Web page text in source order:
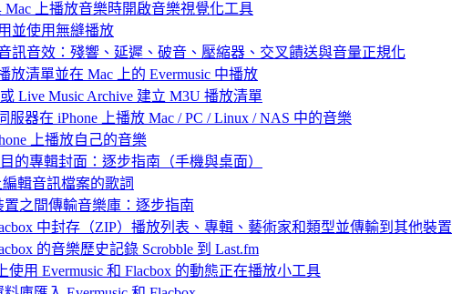
Mac 上播放音樂時開啟音樂視覺化工具
並使用無縫播放
訊音效：殘響、延遲、破音、壓縮器、交叉饋送與音量正規化
放清單並在 Mac 上的 Evermusic 中播放
Live Music Archive 建立 M3U 播放清單
器在 iPhone 上播放 Mac / PC / Linux / NAS 中的音樂
上播放自己的音樂
的專輯封面：逐步指南（手機與桌面）
輯音訊檔案的歌詞
置之間傳輸音樂庫：逐步指南
中封存（ZIP）播放列表、專輯、藝術家和類型並傳輸到其他裝置
的音樂歷史記錄 Scrobble 到 Last.fm
使用 Evermusic 和 Flacbox 的動態正在播放小工具